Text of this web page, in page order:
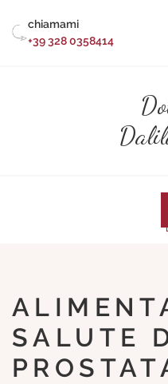
content
chiamami
+39 328 0358414
SALUTE